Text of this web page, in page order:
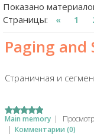
Показано
Страницы: « 1
Paging and
Страничная и
Main memory |
| Комментарии (0)